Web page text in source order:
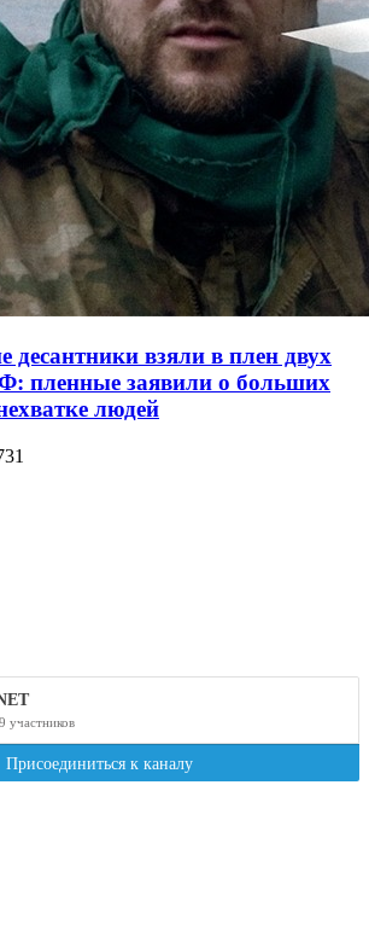
десантники взяли в плен двух
пленные заявили о больших
людей